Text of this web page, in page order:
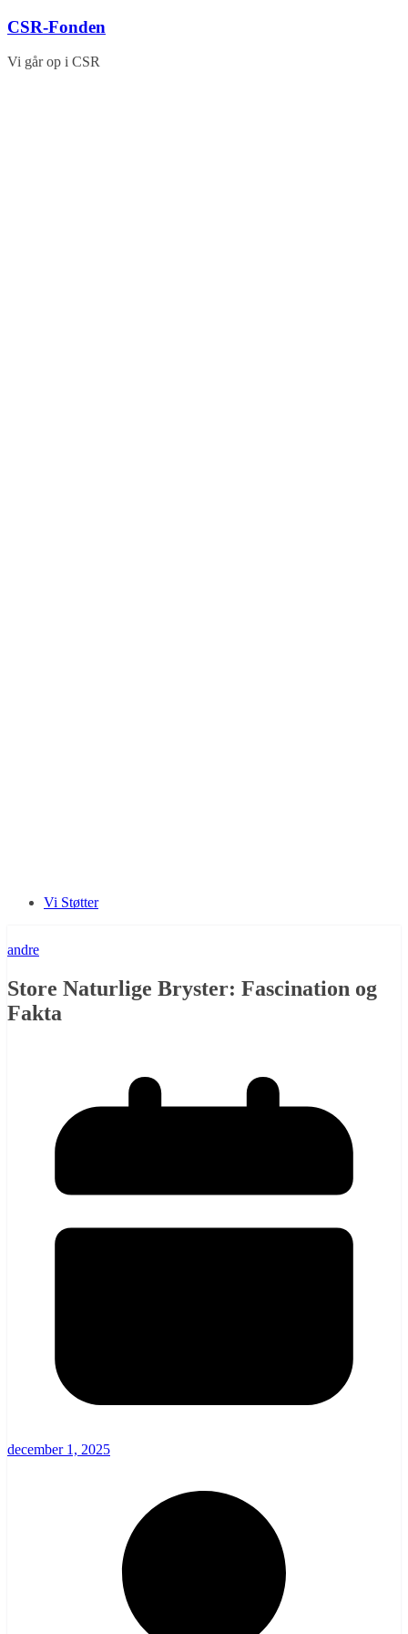
Skip
content
CSR-Fonden
Vi går op i CSR
Vi Støtter
andre
Store Naturlige Bryster: Fascination og
Fakta
december 1, 2025